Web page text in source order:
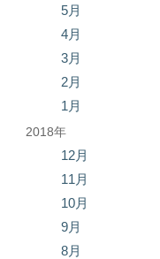
5月
4月
3月
2月
1月
2018年
12月
11月
10月
9月
8月